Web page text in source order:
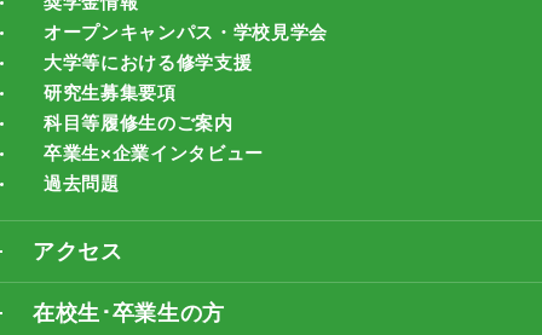
オープンキャンパス・学校見学会
大学等における修学支援
研究生募集要項
科目等履修生のご案内
卒業生×企業インタビュー
過去問題
アクセス
在校生･卒業生の方